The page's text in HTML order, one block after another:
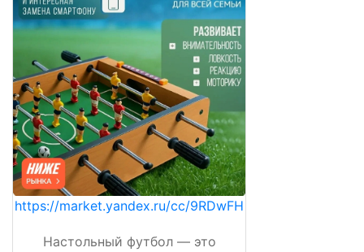
https://market.yandex.ru/cc/9RDwFH
Настольный футбол — это